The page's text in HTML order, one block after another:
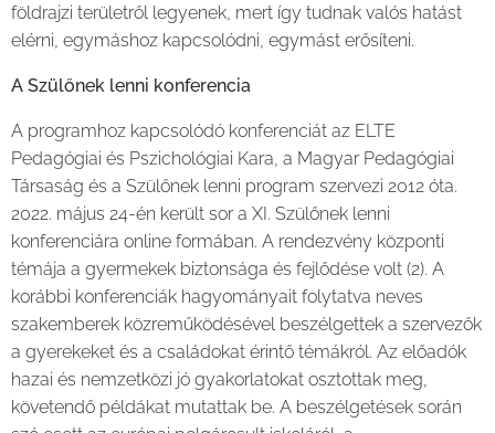
földrajzi területről legyenek, mert így tudnak valós hatást
elérni, egymáshoz kapcsolódni, egymást erősíteni.
A Szülőnek lenni konferencia
A programhoz kapcsolódó konferenciát az ELTE
Pedagógiai és Pszichológiai Kara, a Magyar Pedagógiai
Társaság és a Szülőnek lenni program szervezi 2012 óta.
2022. május 24-én került sor a XI. Szülőnek lenni
konferenciára online formában. A rendezvény központi
témája a gyermekek biztonsága és fejlődése volt (2). A
korábbi konferenciák hagyományait folytatva neves
szakemberek közreműködésével beszélgettek a szervezők
a gyerekeket és a családokat érintő témákról. Az előadók
hazai és nemzetközi jó gyakorlatokat osztottak meg,
követendő példákat mutattak be. A beszélgetések során